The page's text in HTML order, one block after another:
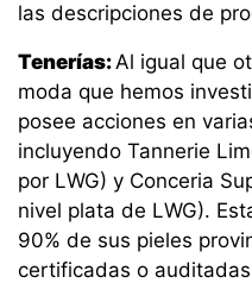
las descripciones de
Tenerías:Al igual que
moda que hemos
posee acciones en
incluyendo Tannerie
por LWG) y Conceria
nivel plata de LWG).
90% de sus pieles
certificadas o